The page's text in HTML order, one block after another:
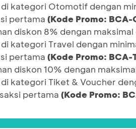
kategori Otomotif dengan
pertama (Kode Promo: BCA-
diskon 8% dengan
kategori Travel dengan
pertama (Kode Promo: BCA-
diskon 10% dengan
kategori Tiket & Voucher
pertama (Kode Promo: